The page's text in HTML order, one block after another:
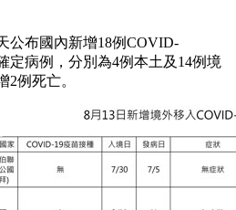
公布國內新增18例COVID-
定病例，分別為4例本土及14例境
2例死亡。